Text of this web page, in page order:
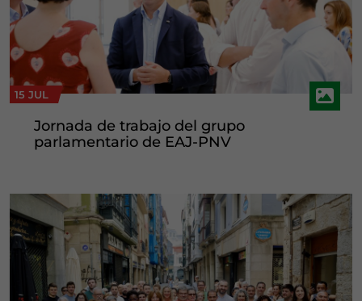
15 JUL
Jornada de trabajo del grupo
parlamentario de EAJ-PNV